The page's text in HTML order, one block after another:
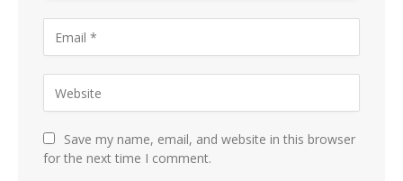
Save my name, email, and website in this browser
for the next time I comment.